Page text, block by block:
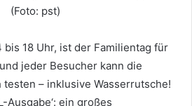
(Foto: pst)
bis 18 Uhr, ist der Familientag für
jeder Besucher kann die
– inklusive Wasserrutsche!
Ausgabe‘: ein großes